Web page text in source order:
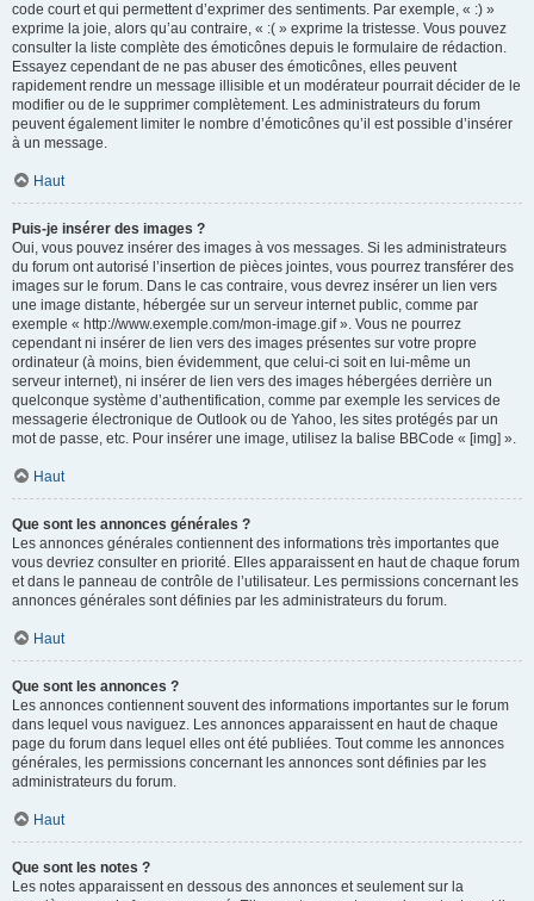
code court et qui permettent d’exprimer des sentiments. Par exemple, « :) »
exprime la joie, alors qu’au contraire, « :( » exprime la tristesse. Vous pouvez
consulter la liste complète des émoticônes depuis le formulaire de rédaction.
Essayez cependant de ne pas abuser des émoticônes, elles peuvent
rapidement rendre un message illisible et un modérateur pourrait décider de le
modifier ou de le supprimer complètement. Les administrateurs du forum
peuvent également limiter le nombre d’émoticônes qu’il est possible d’insérer
à un message.
Haut
Puis-je insérer des images ?
Oui, vous pouvez insérer des images à vos messages. Si les administrateurs
du forum ont autorisé l’insertion de pièces jointes, vous pourrez transférer des
images sur le forum. Dans le cas contraire, vous devrez insérer un lien vers
une image distante, hébergée sur un serveur internet public, comme par
exemple « http://www.exemple.com/mon-image.gif ». Vous ne pourrez
cependant ni insérer de lien vers des images présentes sur votre propre
ordinateur (à moins, bien évidemment, que celui-ci soit en lui-même un
serveur internet), ni insérer de lien vers des images hébergées derrière un
quelconque système d’authentification, comme par exemple les services de
messagerie électronique de Outlook ou de Yahoo, les sites protégés par un
mot de passe, etc. Pour insérer une image, utilisez la balise BBCode « [img] ».
Haut
Que sont les annonces générales ?
Les annonces générales contiennent des informations très importantes que
vous devriez consulter en priorité. Elles apparaissent en haut de chaque forum
et dans le panneau de contrôle de l’utilisateur. Les permissions concernant les
annonces générales sont définies par les administrateurs du forum.
Haut
Que sont les annonces ?
Les annonces contiennent souvent des informations importantes sur le forum
dans lequel vous naviguez. Les annonces apparaissent en haut de chaque
page du forum dans lequel elles ont été publiées. Tout comme les annonces
générales, les permissions concernant les annonces sont définies par les
administrateurs du forum.
Haut
Que sont les notes ?
Les notes apparaissent en dessous des annonces et seulement sur la